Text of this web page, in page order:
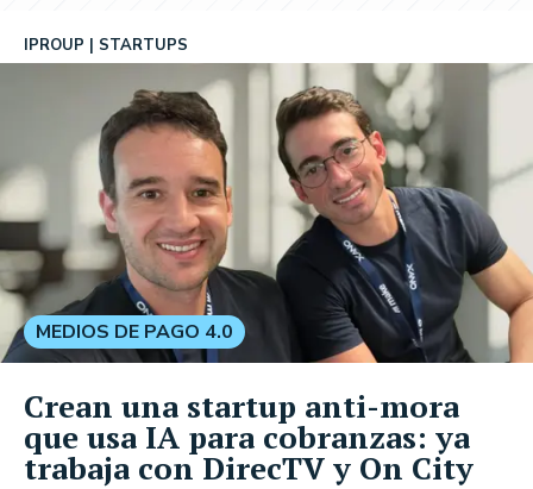
IPROUP STARTUPS
MEDIOS DE PAGO 4.0
Crean una startup anti-mora
que usa IA para cobranzas: ya
trabaja con DirecTV y On City